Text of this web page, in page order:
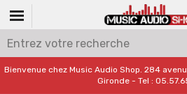
Bienvenue chez Music Audio Shop. 284
Gironde - Tel :